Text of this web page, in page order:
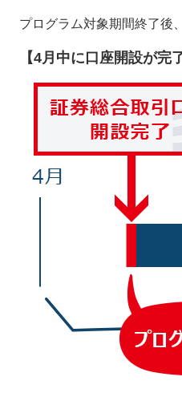
プログラム対象期間終了後
【4月中に口座開設が完